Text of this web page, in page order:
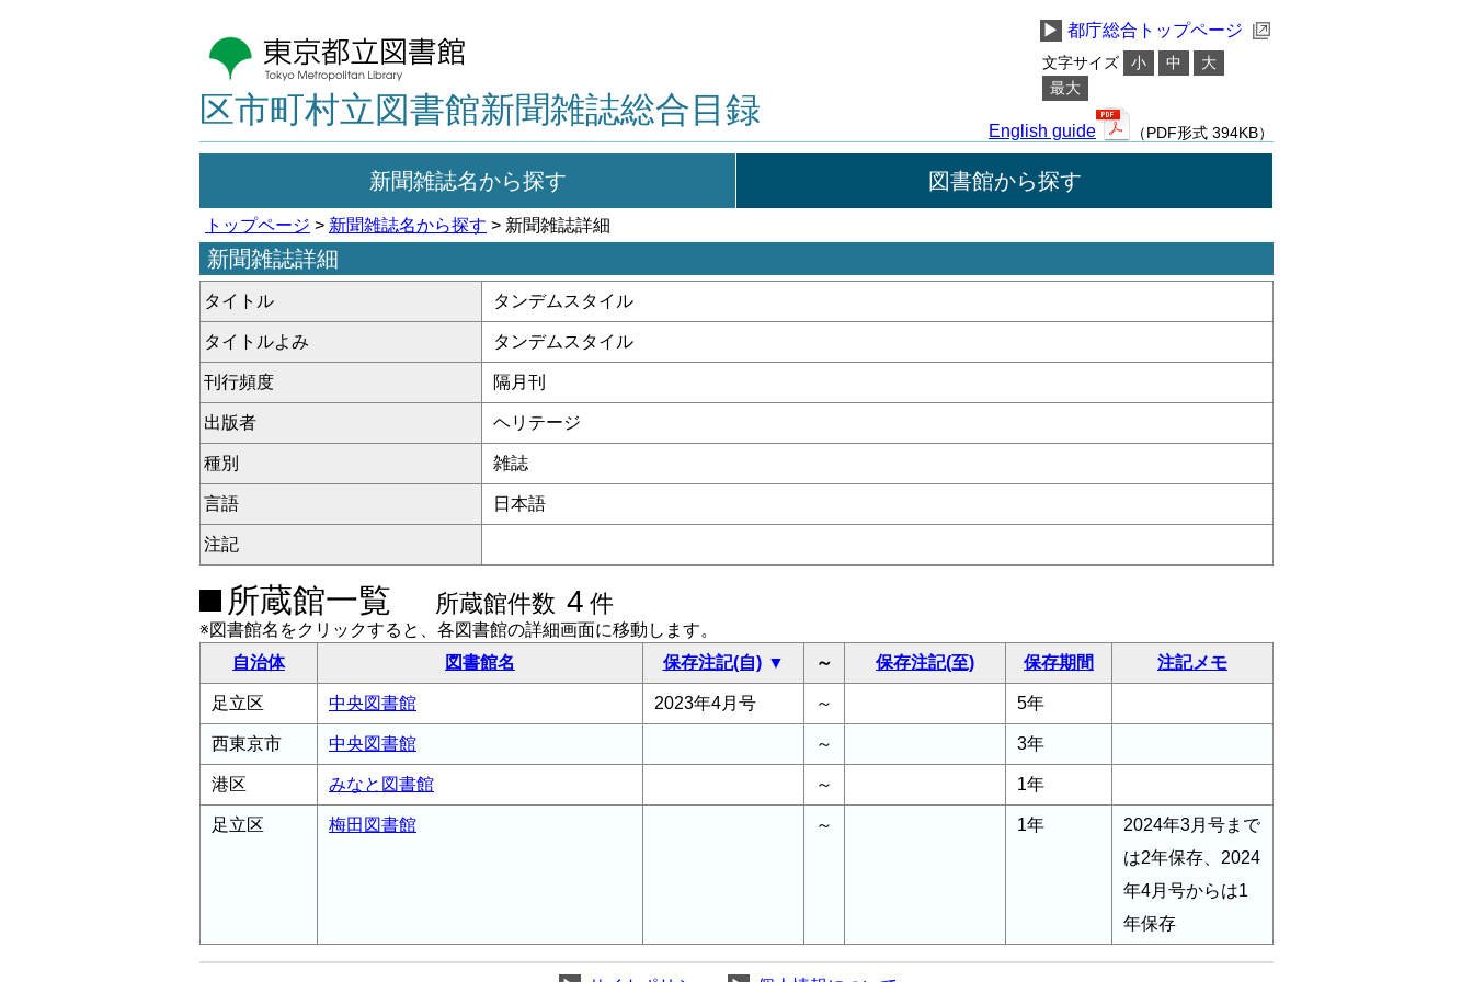
区市町村立図書館新聞雑誌総合目録
▶ 都庁総合トップページ
文字サイズ 小 中
大
最大
English guide （PDF形式 394KB）
新聞雑誌名から探す 図書館から探す
トップページ > 新聞雑誌名から探す > 新聞雑誌詳細
新聞雑誌詳細
タイトル タンデムスタイル
タイトルよみ タンデムスタイル
刊行頻度 隔月刊
出版者 ヘリテージ
種別 雑誌
言語 日本語
注記
所蔵館一覧 所蔵館件数 4 件
※図書館名をクリックすると、各図書館の詳細画面に移動します。
自治体
図書館名 保存注記(自) ～ 保存注記(至) 保存期間 注記メモ
足立区 中央図書館 2023年4月号 ～ 5年
西東京市 中央図書館 ～ 3年
港区 みなと図書館 ～ 1年
足立区 梅田図書館 ～ 1年
2024年3月号まで
は2年保存、2024
年4月号からは1
年保存